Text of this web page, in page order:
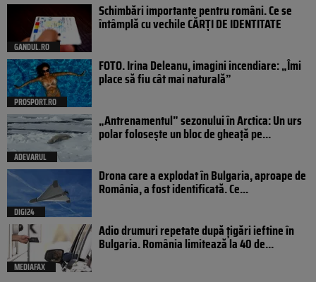
GANDUL.RO
Schimbări importante pentru români. Ce se
întâmplă cu vechile CĂRȚI DE IDENTITATE
PROSPORT.RO
FOTO. Irina Deleanu, imagini incendiare: „Îmi
place să fiu cât mai naturală”
ADEVARUL
„Antrenamentul” sezonului în Arctica: Un urs
polar folosește un bloc de gheață pe...
DIGI24
Drona care a explodat în Bulgaria, aproape de
România, a fost identificată. Ce...
MEDIAFAX
Adio drumuri repetate după țigări ieftine în
Bulgaria. România limitează la 40 de...